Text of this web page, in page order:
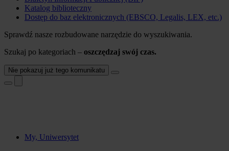
Katalog biblioteczny
Dostęp do baz elektronicznych (EBSCO, Legalis, LEX, etc.)
Sprawdź nasze rozbudowane narzędzie do wyszukiwania.
Szukaj po kategoriach – oszczędzaj swój czas.
Nie pokazuj już tego komunikatu
My, Uniwersytet